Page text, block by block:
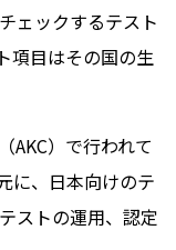
ェックするテスト
項目はその国の生
AKC）で行われて
に、日本向けのテ
ストの運用、認定